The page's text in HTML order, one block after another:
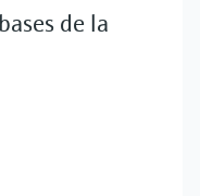
de la